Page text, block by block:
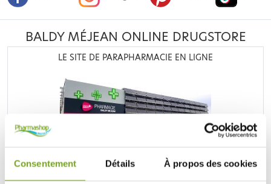
Consentement Détails À propos des cookies
BALDY MÉJEAN ONLINE DRUGSTORE
LE SITE DE PARAPHARMACIE EN LIGNE
20 000 références
nombreuses offres et promotions ainsi que toutes vos
marques préférées,